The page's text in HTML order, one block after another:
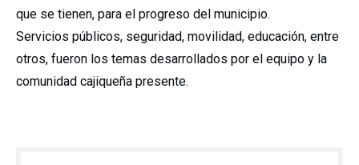
que se tienen, para el progreso del municipio.
Servicios públicos, seguridad, movilidad, educación, entre
otros, fueron los temas desarrollados por el equipo y la
comunidad cajiqueña presente.